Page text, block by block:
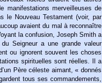
manifestations merveilleuses de
le Nouveau Testament (voir, par
avaient du mal à reconnaître
la confusion, Joseph Smith a
Seigneur a une grande valeur
ou ignorent souvent les choses
spirituelles sont réelles. Il a
Père céleste aimant, « donnés
tous ses commandements,